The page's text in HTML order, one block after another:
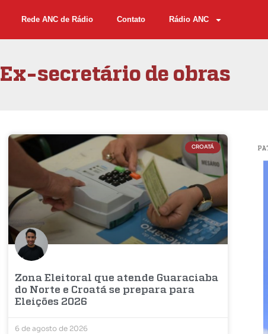
Rede ANC de Rádio Contato Rádio ANC
Ex-secretário de obras
CROATÁ
Zona Eleitoral que atende Guaraciaba
do Norte e Croatá se prepara para
Eleições 2026
6 de agosto de 2026